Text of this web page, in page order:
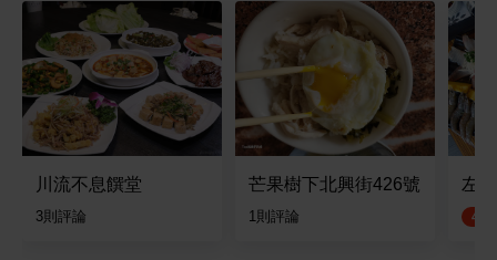
川流不息饌堂
3則評論
芒果樹下北興街426號
1則評論
左
4.5